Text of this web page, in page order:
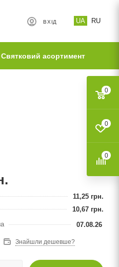
UA RU
ВХІД
Святковий асортимент
11,25 грн.
10,67 грн.
07.08.26
Знайшли дешевше?
0
0
0